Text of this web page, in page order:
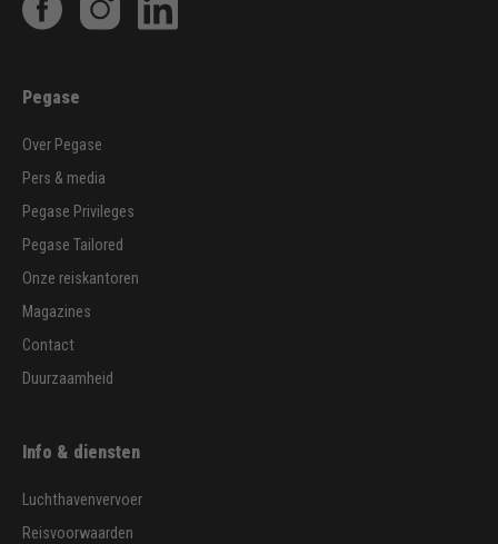
Pegase
Over Pegase
Pers & media
Pegase Privileges
Pegase Tailored
Onze reiskantoren
Magazines
Contact
Duurzaamheid
Info & diensten
Luchthavenvervoer
Reisvoorwaarden